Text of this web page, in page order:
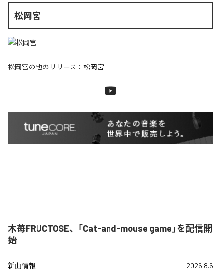
松岡宮
松岡宮の他のリリース： 松岡宮
木苺FRUCTOSE、「Cat-and-mouse game」を配信開
始
新曲情報 2026.8.6